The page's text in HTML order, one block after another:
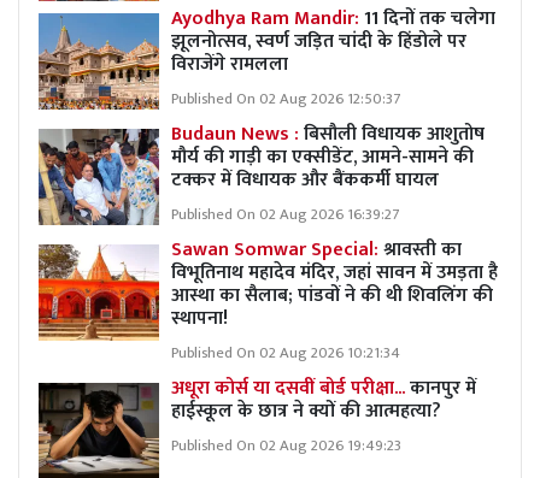
Ayodhya Ram Mandir:11 दिनों तक चलेगा
झूलनोत्सव, स्वर्ण जड़ित चांदी के हिंडोले पर
विराजेंगे रामलला
Published On 02 Aug 2026 12:50:37
Budaun News :बिसौली विधायक आशुतोष
मौर्य की गाड़ी का एक्सीडेंट, आमने-सामने की
टक्कर में विधायक और बैंककर्मी घायल
Published On 02 Aug 2026 16:39:27
Sawan Somwar Special:श्रावस्ती का
विभूतिनाथ महादेव मंदिर, जहां सावन में उमड़ता है
आस्था का सैलाब; पांडवों ने की थी शिवलिंग की
स्थापना!
Published On 02 Aug 2026 10:21:34
अधूरा कोर्स या दसवीं बोर्ड परीक्षा...कानपुर में
हाईस्कूल के छात्र ने क्यों की आत्महत्या?
Published On 02 Aug 2026 19:49:23